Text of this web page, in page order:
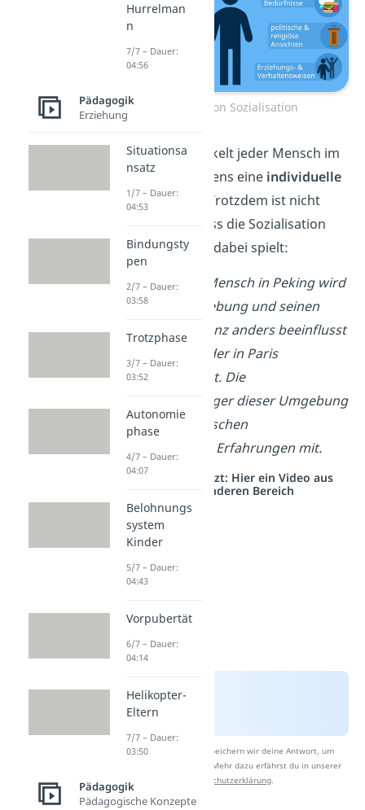
Einfluss von Sozialisation
Natürlich entwickelt jeder Mensch im
Laufe seines Lebens eine individuelle
Persönlichkeit
. Trotzdem ist nicht
abzustreiten, dass die Sozialisation
eine große Rolle dabei spielt:
💡 Beispiel: Ein Mensch in Peking wird
von seiner Umgebung und seinen
Mitmenschen ganz anders beeinflusst
als ein Mensch, der in Paris
aufgewachsen ist. Die
Sozialisationsträger dieser Umgebung
geben dem Menschen
unterschiedliche Erfahrungen mit.
Studyflix vernetzt: Hier ein Video aus
einem anderen Bereich
Nach Beantwortung speichern wir deine Antwort, um
Studyflix zu verbessern. Mehr dazu erfährst du in unserer
Datenschutzerklärung.
Hurrelman
n
7/7 – Dauer:
04:56
Pädagogik
Erziehung
Situationsa
nsatz
1/7 – Dauer:
04:53
Bindungsty
pen
2/7 – Dauer:
03:58
Trotzphase
3/7 – Dauer:
03:52
Autonomie
phase
4/7 – Dauer:
04:07
Belohnungs
system
Kinder
5/7 – Dauer:
04:43
Vorpubertät
6/7 – Dauer:
04:14
Helikopter-
Eltern
7/7 – Dauer:
03:50
Pädagogik
Pädagogische Konzepte